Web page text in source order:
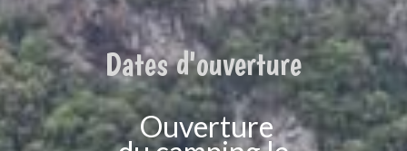
Dates d'ouverture
Ouverture